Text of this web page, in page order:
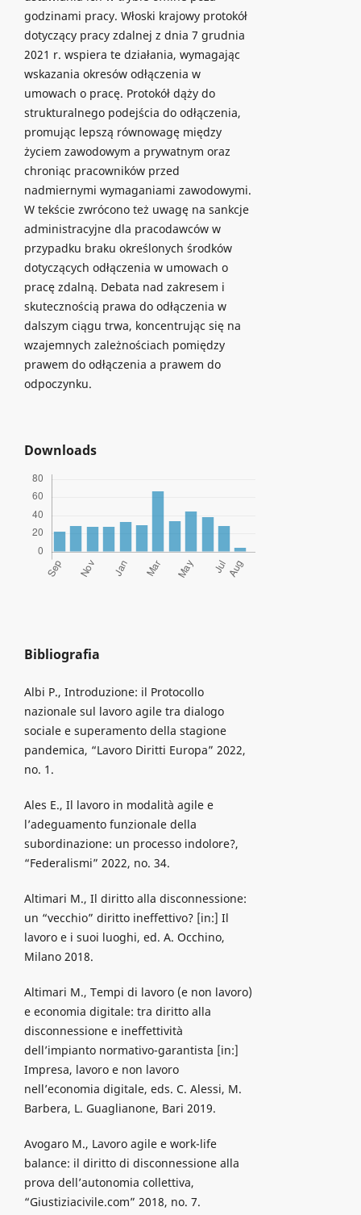
godzinami pracy. Włoski krajowy protokół
dotyczący pracy zdalnej z dnia 7 grudnia
2021 r. wspiera te działania, wymagając
wskazania okresów odłączenia w
umowach o pracę. Protokół dąży do
strukturalnego podejścia do odłączenia,
promując lepszą równowagę między
życiem zawodowym a prywatnym oraz
chroniąc pracowników przed
nadmiernymi wymaganiami zawodowymi.
W tekście zwrócono też uwagę na sankcje
administracyjne dla pracodawców w
przypadku braku określonych środków
dotyczących odłączenia w umowach o
pracę zdalną. Debata nad zakresem i
skutecznością prawa do odłączenia w
dalszym ciągu trwa, koncentrując się na
wzajemnych zależnościach pomiędzy
prawem do odłączenia a prawem do
odpoczynku.
Downloads
Bibliografia
Albi P., Introduzione: il Protocollo
nazionale sul lavoro agile tra dialogo
sociale e superamento della stagione
pandemica, “Lavoro Diritti Europa” 2022,
no. 1.
Ales E., Il lavoro in modalità agile e
l’adeguamento funzionale della
subordinazione: un processo indolore?,
“Federalismi” 2022, no. 34.
Altimari M., Il diritto alla disconnessione:
un “vecchio” diritto ineffettivo? [in:] Il
lavoro e i suoi luoghi, ed. A. Occhino,
Milano 2018.
Altimari M., Tempi di lavoro (e non lavoro)
e economia digitale: tra diritto alla
disconnessione e ineffettività
dell’impianto normativo-garantista [in:]
Impresa, lavoro e non lavoro
nell’economia digitale, eds. C. Alessi, M.
Barbera, L. Guaglianone, Bari 2019.
Avogaro M., Lavoro agile e work-life
balance: il diritto di disconnessione alla
prova dell’autonomia collettiva,
“Giustiziacivile.com” 2018, no. 7.